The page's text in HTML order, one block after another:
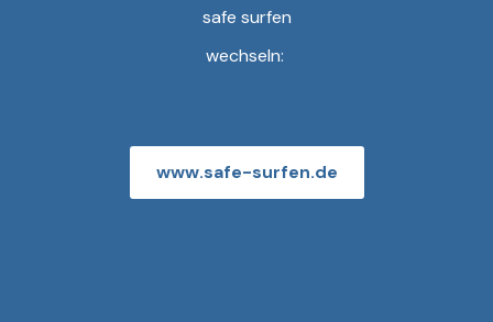
safe surfen
wechseln:
www.safe-surfen.de